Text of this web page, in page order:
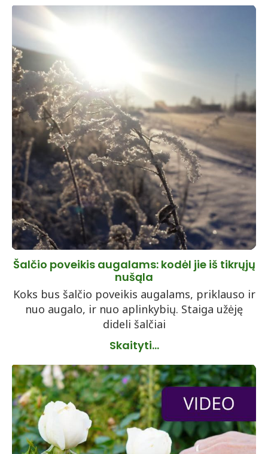
Šalčio poveikis augalams: kodėl jie iš tikrųjų
nušąla
Koks bus šalčio poveikis augalams, priklauso ir
nuo augalo, ir nuo aplinkybių. Staiga užėję
dideli šalčiai
Skaityti...